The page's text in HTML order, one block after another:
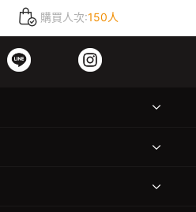
購買人次:150人